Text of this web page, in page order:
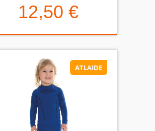
12,50 €
12,50 €
ATLAIDE